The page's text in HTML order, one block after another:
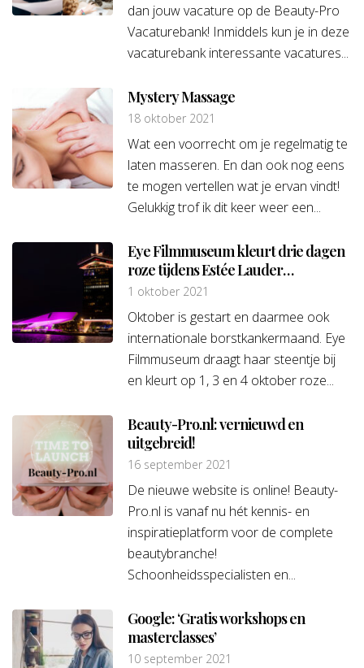
dan jouw vacature op de Beauty-Pro
Vacaturebank! Inmiddels kun je in deze
vacaturebank interessante vacatures...
Mystery Massage
18 oktober 2021
Wat een voorrecht om je regelmatig te
laten masseren. En dan ook nog eens
te mogen vertellen wat je ervan vindt!
Gelukkig trof ik dit keer weer een...
Eye Filmmuseum kleurt drie dagen
roze tijdens Estée Lauder
Companies’ Breast Cancer
Campaign
1 oktober 2021
Oktober is gestart en daarmee ook
internationale borstkankermaand. Eye
Filmmuseum draagt haar steentje bij
en kleurt op 1, 3 en 4 oktober roze...
Beauty-Pro.nl: vernieuwd en
uitgebreid!
16 september 2021
De nieuwe website is online! Beauty-
Pro.nl is vanaf nu hét kennis- en
inspiratieplatform voor de complete
beautybranche!
Schoonheidsspecialisten en...
Google: ‘Gratis workshops en
masterclasses’
10 september 2021